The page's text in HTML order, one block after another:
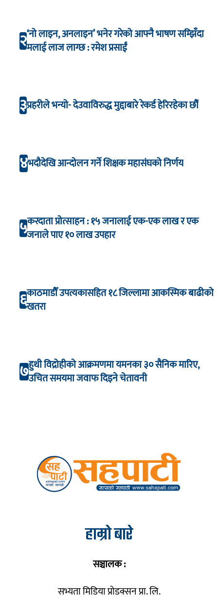
२‘नो लाइन, अनलाइन’ भनेर गरेको आफ्नै भाषण सम्झिँदा
मलाई लाज लाग्छ : रमेश प्रसाईं
३प्रहरीले भन्यो- देउवाविरुद्ध मुद्दाबारे रेकर्ड हेरिरहेका छौँ
४भदौदेखि आन्दोलन गर्ने शिक्षक महासंघको निर्णय
५करदाता प्रोत्साहन : १५ जनालाई एक-एक लाख र एक
जनाले पाए १० लाख उपहार
६काठमाडौँ उपत्यकासहित १८ जिल्लामा आकस्मिक बाढीको
खतरा
७हुथी विद्रोहीको आक्रमणमा यमनका ३० सैनिक मारिए,
उचित समयमा जवाफ दिइने चेतावनी
हाम्रो बारे
सञ्चालक :
सभ्यता मिडिया प्रोडक्सन प्रा. लि.